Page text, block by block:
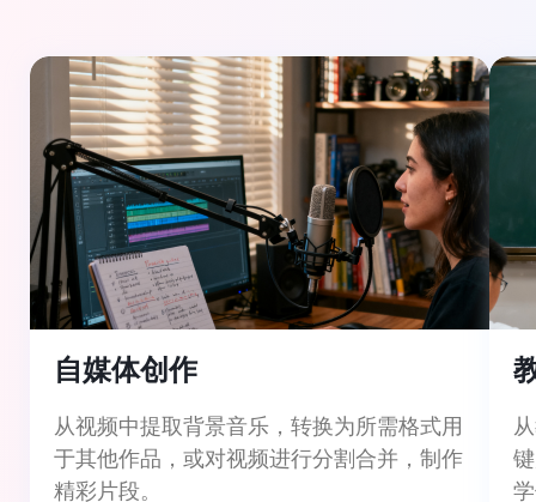
自媒体创作
从视频中提取背景音乐，转换为所需格式用
于其他作品，或对视频进行分割合并，制作
精彩片段。